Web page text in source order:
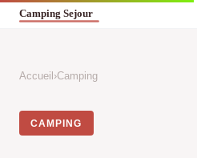
Accueil ›Camping
CAMPING